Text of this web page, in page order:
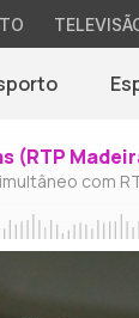
(RTP
com